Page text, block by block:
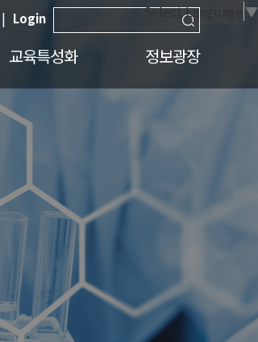
Select Language ▼
| Login
교육특성화 정보광장